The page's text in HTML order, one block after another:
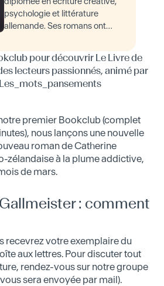
psychologie et littérature
allemande. Ses romans ont
internationale et ont été
récompensés par de
nombreux prix. Ell…
pour découvrir Le Livre de
lecteurs passionnés, animé par
premier Bookclub (complet
nous lançons une nouvelle
roman de Catherine
zélandaise à la plume addictive,
de mars.
: comment
recevrez votre exemplaire du
aux lettres. Pour discuter tout
rendez-vous sur notre groupe
sera envoyée par mail).